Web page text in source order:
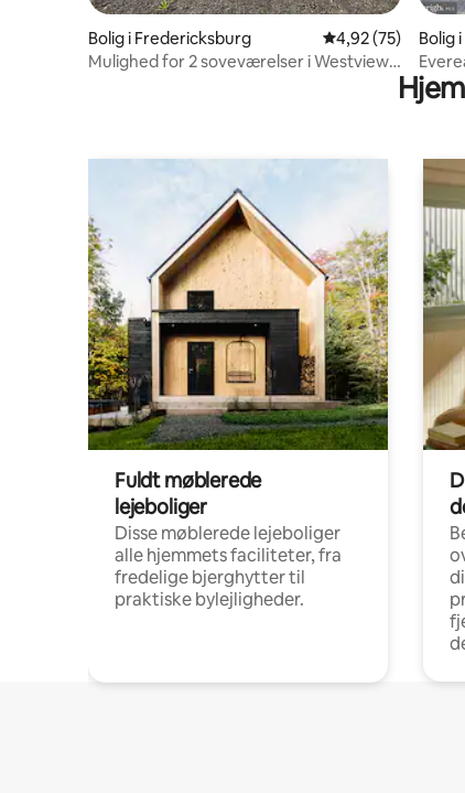
Bolig i Fredericksburg 4,92 ud af 5 i
4,92 (75)
Mulighed for 2 soveværelser i Westview,
Bolig
Fuldt møblerede
lejeboliger
Disse møblerede lejeboliger
alle hjemmets faciliteter, fra
fredelige bjerghytter til
praktiske bylejligheder.